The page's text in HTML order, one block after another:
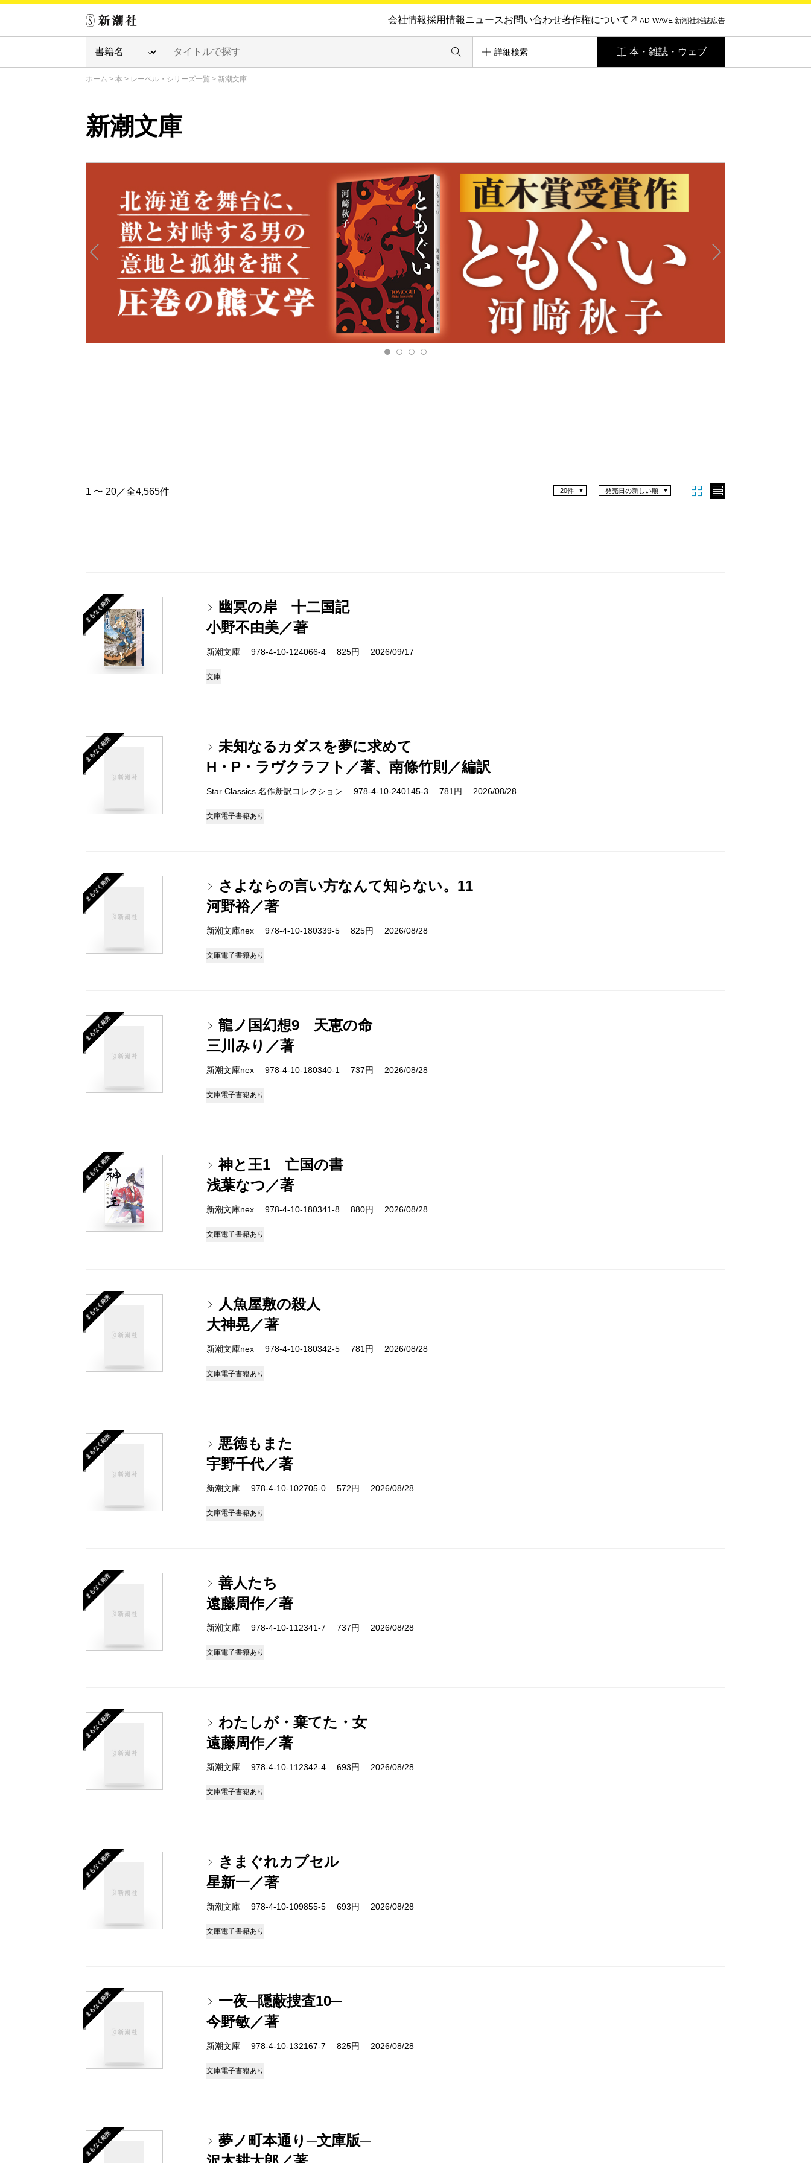
会社情報採用情報ニュースお問い合わせ著作権について AD-WAVE 新潮社雑誌広告
詳細検索 本・雑誌・ウェブ
ホーム > 本 > レーベル・シリーズ一覧 > 新潮文庫
新潮文庫
1 〜 20／全4,565件 発売日の新しい順
20件
まもなく発売
幽冥の岸 十二国記
小野不由美／著
新潮文庫 978-4-10-124066-4 825円 2026/09/17
文庫
まもなく発売
未知なるカダスを夢に求めて
H・P・ラヴクラフト／著、南條竹則／編訳
Star Classics 名作新訳コレクション 978-4-10-240145-3 781円 2026/08/28
文庫電子書籍あり
まもなく発売
さよならの言い方なんて知らない。11
河野裕／著
新潮文庫nex 978-4-10-180339-5 825円 2026/08/28
文庫電子書籍あり
まもなく発売
龍ノ国幻想9 天恵の命
三川みり／著
新潮文庫nex 978-4-10-180340-1 737円 2026/08/28
文庫電子書籍あり
まもなく発売
神と王1 亡国の書
浅葉なつ／著
新潮文庫nex 978-4-10-180341-8 880円 2026/08/28
文庫電子書籍あり
まもなく発売
人魚屋敷の殺人
大神晃／著
新潮文庫nex 978-4-10-180342-5 781円 2026/08/28
文庫電子書籍あり
まもなく発売
悪徳もまた
宇野千代／著
新潮文庫 978-4-10-102705-0 572円 2026/08/28
文庫電子書籍あり
まもなく発売
善人たち
遠藤周作／著
新潮文庫 978-4-10-112341-7 737円 2026/08/28
文庫電子書籍あり
まもなく発売
わたしが・棄てた・女
遠藤周作／著
新潮文庫 978-4-10-112342-4 693円 2026/08/28
文庫電子書籍あり
まもなく発売
きまぐれカプセル
星新一／著
新潮文庫 978-4-10-109855-5 693円 2026/08/28
文庫電子書籍あり
まもなく発売
一夜─隠蔽捜査10─
今野敏／著
新潮文庫 978-4-10-132167-7 825円 2026/08/28
文庫電子書籍あり
まもなく発売
夢ノ町本通り─文庫版─